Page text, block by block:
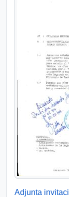
Adjunta